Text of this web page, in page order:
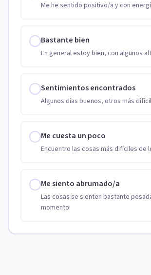
Me he sentido positivo/a y con
Bastante bien
En general estoy bien, con algunos
Sentimientos encontrados
Algunos días buenos, otros más
Me cuesta un poco
Encuentro las cosas más difíciles de
Me siento abrumado/a
Las cosas se sienten bastante
momento